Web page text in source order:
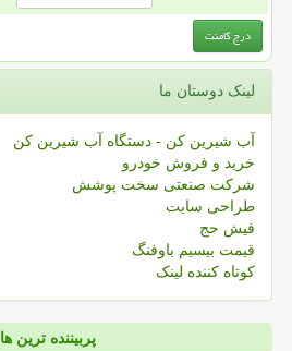
لینک دوستان ما
آب شیرین کن - دستگاه آب شیرین کن
خرید و فروش خودرو
شرکت صنعتی سخت پوشش
طراحی سایت
فیش حج
قیمت بیسیم باوفنگ
کوتاه کننده لینک
پربیننده ترین ها